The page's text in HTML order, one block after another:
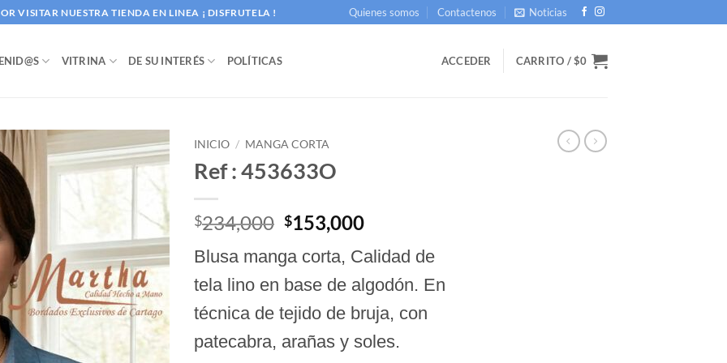
VISITAR NUESTRA TIENDA EN LINEA ¡ DISFRUTELA ! Quienes somos Contactenos Noticias
VITRINA DE SU INTERÉS POLÍTICAS ACCEDER CARRITO /$0
INICIO / MANGA CORTA
Ref : 453633O
$234,000 El
precio
original
era:
$234,000.
$153,000El
actual
es:
$153,000.
Blusa manga corta, Calidad de
tela lino en base de algodón. En
técnica de tejido de bruja, con
patecabra, arañas y soles.